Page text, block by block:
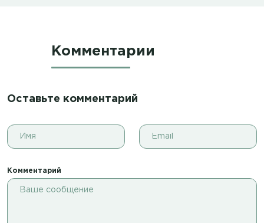
Комментарии
Оставьте комментарий
Комментарий